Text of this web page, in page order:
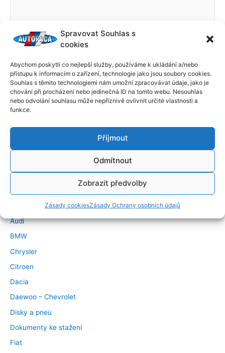
Spravovat Souhlas s
cookies
Abychom poskytli co nejlepší služby, používáme k ukládání a/nebo
přístupu k informacím o zařízení, technologie jako jsou soubory cookies.
Souhlas s těmito technologiemi nám umožní zpracovávat údaje, jako je
chování při procházení nebo jedinečná ID na tomto webu. Nesouhlas
nebo odvolání souhlasu může nepříznivě ovlivnit určité vlastnosti a
funkce.
Příjmout
Odmítnout
Zobrazit předvolby
Zásady cookiesZásady Ochrany osobních údajů
Značky vozidel
Alfa Romeo
Audi
BMW
Chrysler
Citroen
Dacia
Daewoo – Chevrolet
Disky a pneu
Dokumenty ke stažení
Fiat